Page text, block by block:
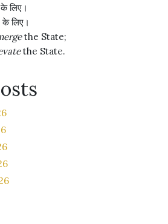
के लिए।
के लिए।
the State;
the State.